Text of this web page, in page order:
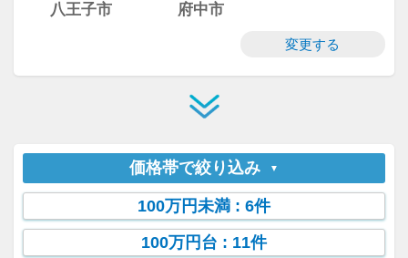
八王子市 府中市
変更する
価格帯で絞り込み
100万円未満 : 6件
100万円台 : 11件